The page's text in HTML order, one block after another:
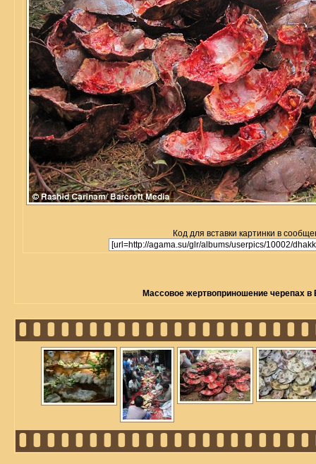
Код для вставки картинки в
Массовое жертвоприношение черепах